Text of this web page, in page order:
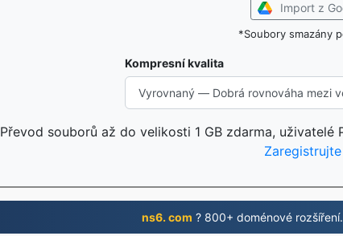
Import z
*Soubory smazány
Kompresní kvalita
Převod souborů až do velikosti 1 GB zdarma,
ns6. com ? 800+ doménové